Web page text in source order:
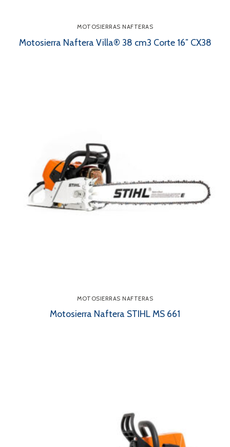
MOTOSIERRAS NAFTERAS
Motosierra Naftera Villa® 38 cm3 Corte 16″ CX38
MOTOSIERRAS NAFTERAS
Motosierra Naftera STIHL MS 661